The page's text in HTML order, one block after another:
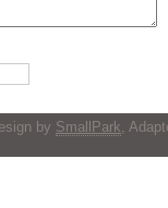
by SmallPark,